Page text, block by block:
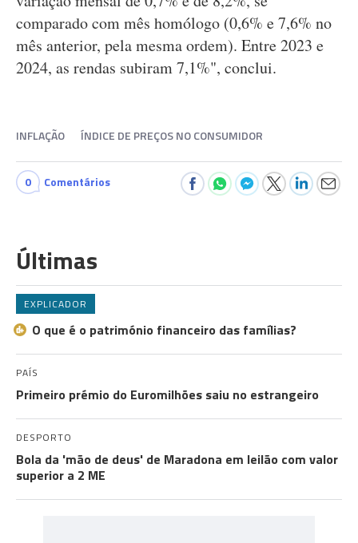
comparado com mês homólogo (0,6% e 7,6% no
mês anterior, pela mesma ordem). Entre 2023 e
2024, as rendas subiram 7,1%", conclui.
INFLAÇÃO ÍNDICE DE PREÇOS NO CONSUMIDOR
0 Comentários
Últimas
EXPLICADOR
O que é o património financeiro das famílias?
PAÍS
Primeiro prémio do Euromilhões saiu no estrangeiro
DESPORTO
Bola da 'mão de deus' de Maradona em leilão com valor
superior a 2 ME